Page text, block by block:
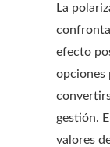
La
efecto
opciones
gestión.
valores